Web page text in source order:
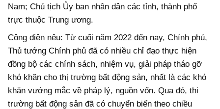
Nam; Chủ tịch Ủy ban nhân dân các tỉnh, thành phố
trực thuộc Trung ương.
Công điện nêu: Từ cuối năm 2022 đến nay, Chính phủ,
Thủ tướng Chính phủ đã có nhiều chỉ đạo thực hiện
đồng bộ các chính sách, nhiệm vụ, giải pháp tháo gỡ
khó khăn cho thị trường bất động sản, nhất là các khó
khăn vướng mắc về pháp lý, nguồn vốn. Qua đó, thị
trường bất động sản đã có chuyển biến theo chiều